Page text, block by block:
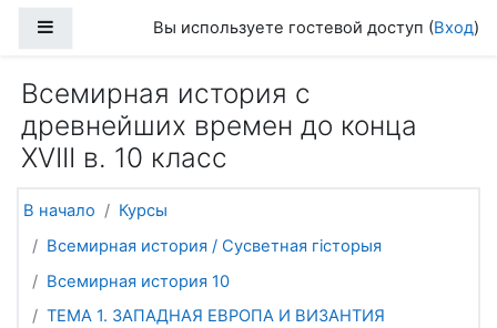
Боковая панельВы используете гостевой доступ (Вход)
Всемирная история с
древнейших времен до конца
XVIII в. 10 класс
В начало
Курсы
Всемирная история / Сусветная гісторыя
Всемирная история 10
ТЕМА 1. ЗАПАДНАЯ ЕВРОПА И ВИЗАНТИЯ